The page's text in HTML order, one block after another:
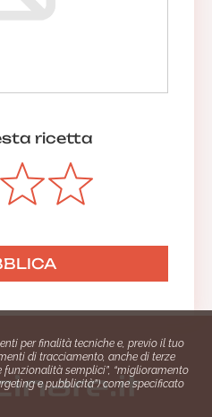
ricetta
per finalità tecniche e, previo il tuo
di tracciamento, anche di terze
funzionalità semplici”, “miglioramento
e pubblicità”) come specificato